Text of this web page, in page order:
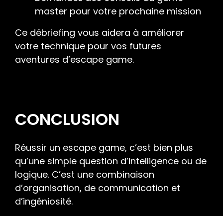
master pour votre prochaine mission
Ce débriefing vous aidera à améliorer
votre technique pour vos futures
aventures d’escape game.
CONCLUSION
Réussir un escape game, c’est bien plus
qu’une simple question d’intelligence ou de
logique. C’est une combinaison
d’organisation, de communication et
d’ingéniosité.